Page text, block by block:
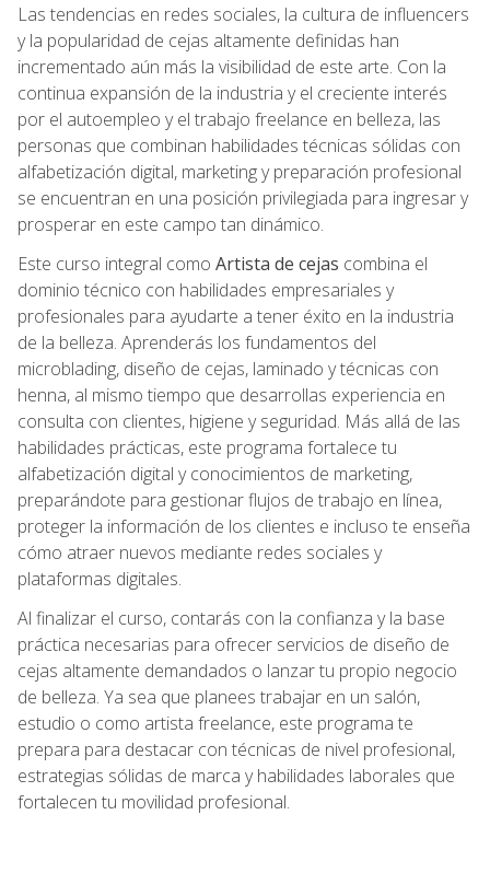
Las tendencias en redes sociales, la cultura de influencers
y la popularidad de cejas altamente definidas han
incrementado aún más la visibilidad de este arte. Con la
continua expansión de la industria y el creciente interés
por el autoempleo y el trabajo freelance en belleza, las
personas que combinan habilidades técnicas sólidas con
alfabetización digital, marketing y preparación profesional
se encuentran en una posición privilegiada para ingresar y
prosperar en este campo tan dinámico.
Este curso integral como Artista de cejas combina el
dominio técnico con habilidades empresariales y
profesionales para ayudarte a tener éxito en la industria
de la belleza. Aprenderás los fundamentos del
microblading, diseño de cejas, laminado y técnicas con
henna, al mismo tiempo que desarrollas experiencia en
consulta con clientes, higiene y seguridad. Más allá de las
habilidades prácticas, este programa fortalece tu
alfabetización digital y conocimientos de marketing,
preparándote para gestionar flujos de trabajo en línea,
proteger la información de los clientes e incluso te enseña
cómo atraer nuevos mediante redes sociales y
plataformas digitales.
Al finalizar el curso, contarás con la confianza y la base
práctica necesarias para ofrecer servicios de diseño de
cejas altamente demandados o lanzar tu propio negocio
de belleza. Ya sea que planees trabajar en un salón,
estudio o como artista freelance, este programa te
prepara para destacar con técnicas de nivel profesional,
estrategias sólidas de marca y habilidades laborales que
fortalecen tu movilidad profesional.